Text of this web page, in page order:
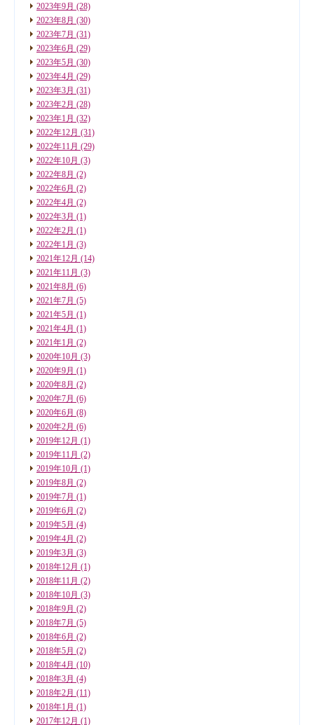
2023年9月 (28)
2023年8月 (30)
2023年7月 (31)
2023年6月 (29)
2023年5月 (30)
2023年4月 (29)
2023年3月 (31)
2023年2月 (28)
2023年1月 (32)
2022年12月 (31)
2022年11月 (29)
2022年10月 (3)
2022年8月 (2)
2022年6月 (2)
2022年4月 (2)
2022年3月 (1)
2022年2月 (1)
2022年1月 (3)
2021年12月 (14)
2021年11月 (3)
2021年8月 (6)
2021年7月 (5)
2021年5月 (1)
2021年4月 (1)
2021年1月 (2)
2020年10月 (3)
2020年9月 (1)
2020年8月 (2)
2020年7月 (6)
2020年6月 (8)
2020年2月 (6)
2019年12月 (1)
2019年11月 (2)
2019年10月 (1)
2019年8月 (2)
2019年7月 (1)
2019年6月 (2)
2019年5月 (4)
2019年4月 (2)
2019年3月 (3)
2018年12月 (1)
2018年11月 (2)
2018年10月 (3)
2018年9月 (2)
2018年7月 (5)
2018年6月 (2)
2018年5月 (2)
2018年4月 (10)
2018年3月 (4)
2018年2月 (11)
2018年1月 (1)
2017年12月 (1)